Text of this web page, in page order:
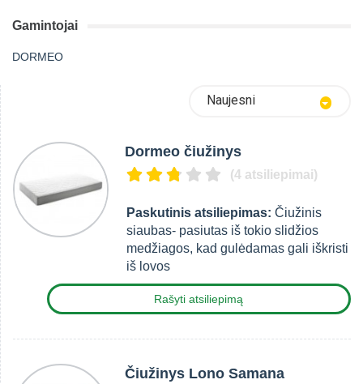
Gamintojai
DORMEO
Naujesni
Dormeo čiužinys
(4 atsiliepimai)
Paskutinis atsiliepimas: Čiužinis
siaubas- pasiutas iš tokio slidžios
medžiagos, kad gulėdamas gali iškristi
iš lovos
Rašyti atsiliepimą
Čiužinys Lono Samana